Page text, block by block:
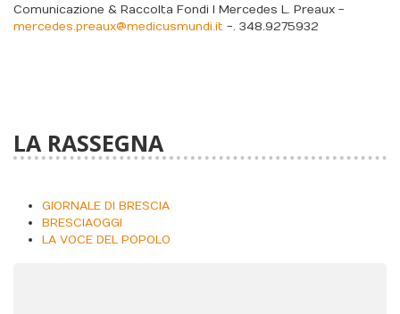
Comunicazione & Raccolta Fondi I Mercedes L. Preaux -
mercedes.preaux@medicusmundi.it -. 348.9275932
LA RASSEGNA
GIORNALE DI BRESCIA
BRESCIAOGGI
LA VOCE DEL POPOLO